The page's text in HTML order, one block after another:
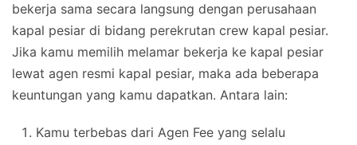
bekerja sama secara langsung dengan perusahaan
kapal pesiar di bidang perekrutan crew kapal pesiar.
Jika kamu memilih melamar bekerja ke kapal pesiar
lewat agen resmi kapal pesiar, maka ada beberapa
keuntungan yang kamu dapatkan. Antara lain:
Kamu terbebas dari Agen Fee yang selalu